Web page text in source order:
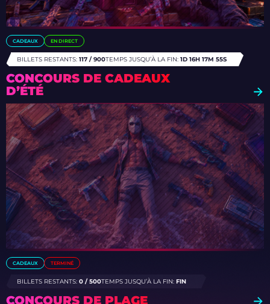
CADEAUX EN DIRECT
BILLETS RESTANTS: 117 / 900TEMPS JUSQU’À LA FIN: 1D 16H 17M 52S
CONCOURS DE CADEAUX
D’ÉTÉ
CADEAUX TERMINÉ
BILLETS RESTANTS: 0 / 500TEMPS JUSQU’À LA FIN: FIN
CONCOURS DE PLAGE